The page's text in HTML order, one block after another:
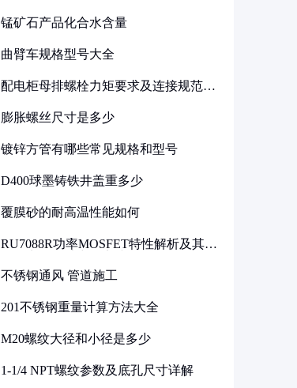
锰矿石产品化合水含量
曲臂车规格型号大全
配电柜母排螺栓力矩要求及连接规范详
膨胀螺丝尺寸是多少
镀锌方管有哪些常见规格和型号
D400球墨铸铁井盖重多少
覆膜砂的耐高温性能如何
RU7088R功率MOSFET特性解析及其在
不锈钢通风 管道施工
201不锈钢重量计算方法大全
M20螺纹大径和小径是多少
1-1/4 NPT螺纹参数及底孔尺寸详解